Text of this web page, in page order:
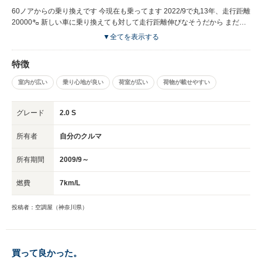
60ノアからの乗り換えです 今現在も乗ってます 2022/9で丸13年、走行距離
20000㌔ 新しい車に乗り換えても対して走行距離伸びなそうだから まだ乗
▼全てを表示する
特徴
室内が広い 乗り心地が良い 荷室が広い 荷物が載せやすい
グレード 2.0 S
所有者 自分のクルマ
所有期間 2009/9～
燃費 7km/L
投稿者：空調屋（神奈川県）
買って良かった。